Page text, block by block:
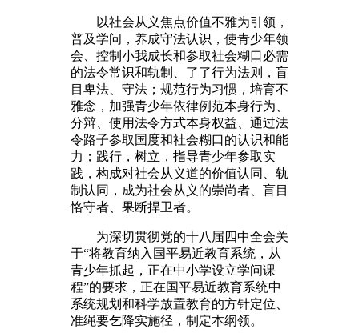
以社会从义焦点价值不雅为引领，
普及学问，养成守法认识，使青少年领
会、控制小我成长和参取社会糊口必需
的法令常识和轨制、了了行为法则，盲
目卑法、守法；规范行为习惯，培育不
雅念，加强青少年依律例范本身行为、
分辩、使用法令方式本身权益、通过法
令路子参取国度和社会糊口的认识和能
力；践行，树立，指导青少年参取实
践，构成对社会从义道的价值认同、轨
制认同，成为社会从义的崇尚者、盲目
恪守者、果断捍卫者。
为深切贯彻党的十八届四中全会关
于“将教育纳入国平易近教育系统，从
青少年抓起，正在中小学设立学问课
程”的要求，正在国平易近教育系统中
系统规划和科学放置教育的方针定位、
准绳要乞降实施径，制定本纲领。